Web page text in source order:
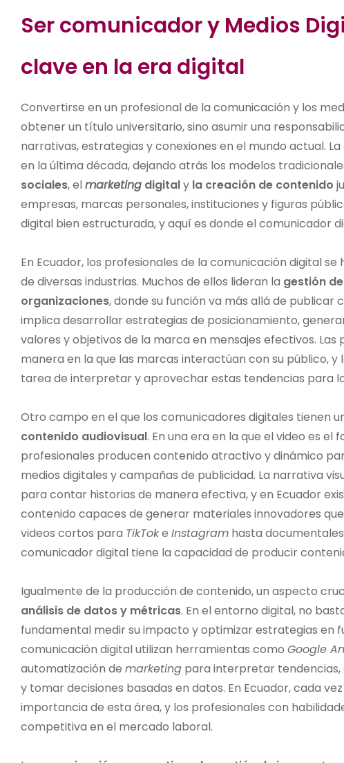
Ser comunicador y Medios
clave en la era digital
Convertirse en un profesional de la comunicación y los
obtener un título universitario, sino asumir una
narrativas, estrategias y conexiones en el mundo actual.
en la última década, dejando atrás los modelos
sociales, elmarketing digitaly la creación de contenido
empresas, marcas personales, instituciones y figuras
digital bien estructurada, y aquí es donde el comunicador
En Ecuador, los profesionales de la comunicación digital
de diversas industrias. Muchos de ellos lideran la gestión
organizaciones, donde su función va más allá de
implica desarrollar estrategias de posicionamiento,
valores y objetivos de la marca en mensajes efectivos.
manera en la que las marcas interactúan con su público,
tarea de interpretar y aprovechar estas tendencias para
Otro campo en el que los comunicadores digitales tienen
contenido audiovisual. En una era en la que el video es
profesionales producen contenido atractivo y dinámico
medios digitales y campañas de publicidad. La narrativa
para contar historias de manera efectiva, y en Ecuador
contenido capaces de generar materiales innovadores
videos cortos para TikToke Instagram hasta
comunicador digital tiene la capacidad de producir
Igualmente de la producción de contenido, un aspecto
análisis de datos y métricas. En el entorno digital, no
fundamental medir su impacto y optimizar estrategias en
comunicación digital utilizan herramientas como Google
automatización de marketing para interpretar
y tomar decisiones basadas en datos. En Ecuador, cada
importancia de esta área, y los profesionales con
competitiva en el mercado laboral.